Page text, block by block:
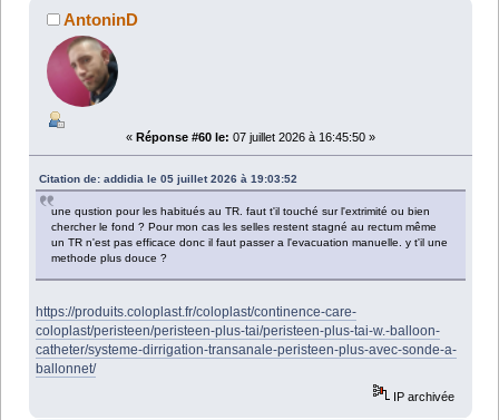
AntoninD
« Réponse #60 le: 07 juillet 2026 à 16:45:50 »
Citation de: addidia le 05 juillet 2026 à 19:03:52
une qustion pour les habitués au TR. faut t'il touché sur l'extrimité ou bien
chercher le fond ? Pour mon cas les selles restent stagné au rectum même
un TR n'est pas efficace donc il faut passer a l'evacuation manuelle. y t'il une
methode plus douce ?
https://produits.coloplast.fr/coloplast/continence-care-
coloplast/peristeen/peristeen-plus-tai/peristeen-plus-tai-w.-balloon-
catheter/systeme-dirrigation-transanale-peristeen-plus-avec-sonde-a-
ballonnet/
IP archivée